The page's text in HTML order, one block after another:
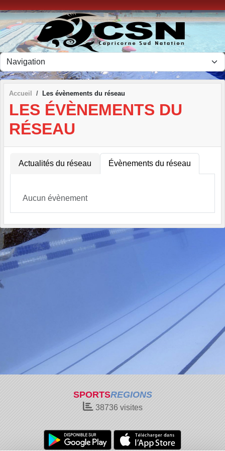
Accueil Les évènements du réseau
LES ÉVÈNEMENTS DU
RÉSEAU
Actualités du réseau Évènements du réseau
Aucun évènement
SPORTSREGIONS
38736visites